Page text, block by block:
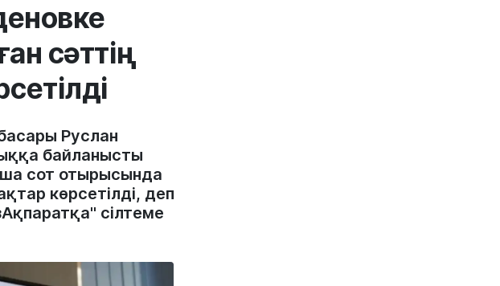
сәттің
Руслан
байланысты
сот отырысында
көрсетілді, деп
сілтеме